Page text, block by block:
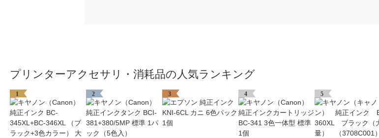
プリンターアクセサリ・消耗品の人気ランキング
1 2 3 4 5